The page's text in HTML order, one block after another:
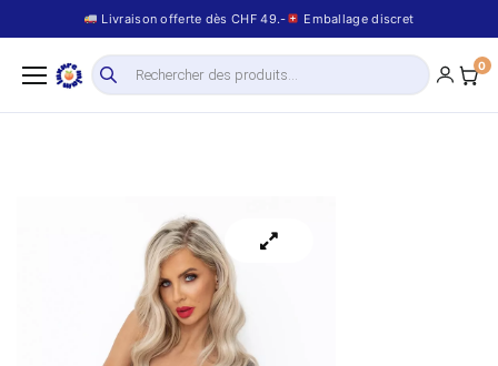
Livraison offerte dès CHF 49.- Emballage discret
0